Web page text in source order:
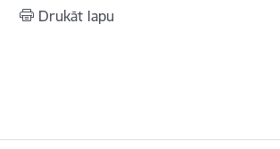
Drukāt lapu